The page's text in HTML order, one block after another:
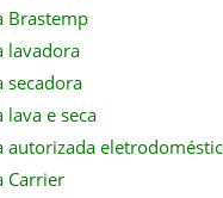
Brastemp
lavadora
secadora
lava e seca
autorizada
Carrier